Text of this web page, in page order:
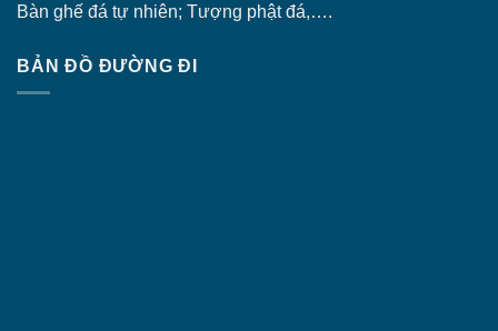
Bàn ghế đá tự nhiên; Tượng phật đá,….
BẢN ĐỒ ĐƯỜNG ĐI